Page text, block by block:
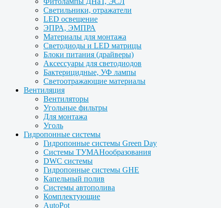
Светильники, отражатели
LED освещение
ЭПРА, ЭМПРА
Материалы для монтажа
Светодиоды и LED матрицы
Блоки питания (драйверы)
Аксессуары для светодиодов
Бактерицидные, УФ лампы
Светоотражающие материалы
Вентиляция
Вентиляторы
Угольные фильтры
Для монтажа
Уголь
Гидропонные системы
Гидропонные системы Green Day
Системы ТУМАНообразования
DWC системы
Гидропонные системы GHE
Капельный полив
Системы автополива
Комплектующие
AutoPot